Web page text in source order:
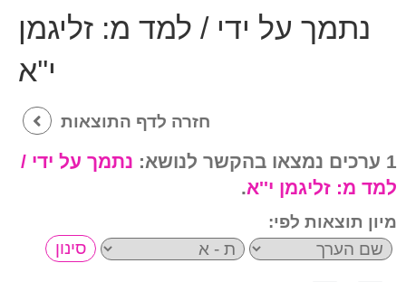
נתמך על ידי / למד מ: זליגמן
י''א
חזרה לדף התוצאות
1 ערכים נמצאו בהקשר לנושא:
נתמך על ידי /
למד מ: זליגמן י''א.
מיון תוצאות לפי: